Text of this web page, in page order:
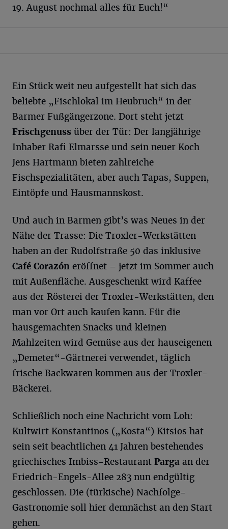
19. August nochmal alles für Euch!“
Ein Stück weit neu aufgestellt hat sich das
beliebte „Fischlokal im Heubruch“ in der
Barmer Fußgängerzone. Dort steht jetzt
Frischgenuss über der Tür: Der langjährige
Inhaber Rafi Elmarsse und sein neuer Koch
Jens Hartmann bieten zahlreiche
Fischspezialitäten, aber auch Tapas, Suppen,
Eintöpfe und Hausmannskost.
Und auch in Barmen gibt’s was Neues in der
Nähe der Trasse: Die Troxler-Werkstätten
haben an der Rudolfstraße 50 das inklusive
Café Corazón eröffnet – jetzt im Sommer auch
mit Außenfläche. Ausgeschenkt wird Kaffee
aus der Rösterei der Troxler-Werkstätten, den
man vor Ort auch kaufen kann. Für die
hausgemachten Snacks und kleinen
Mahlzeiten wird Gemüse aus der hauseigenen
„Demeter“-Gärtnerei verwendet, täglich
frische Backwaren kommen aus der Troxler-
Bäckerei.
Schließlich noch eine Nachricht vom Loh:
Kultwirt Konstantinos („Kosta“) Kitsios hat
sein seit beachtlichen 41 Jahren bestehendes
griechisches Imbiss-Restaurant Parga an der
Friedrich-Engels-Allee 283 nun endgültig
geschlossen. Die (türkische) Nachfolge-
Gastronomie soll hier demnächst an den Start
gehen.